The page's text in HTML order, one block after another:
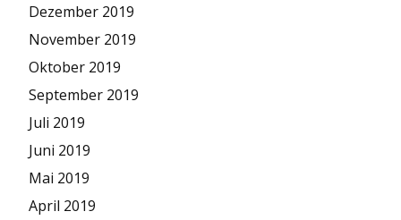
Dezember 2019
November 2019
Oktober 2019
September 2019
Juli 2019
Juni 2019
Mai 2019
April 2019